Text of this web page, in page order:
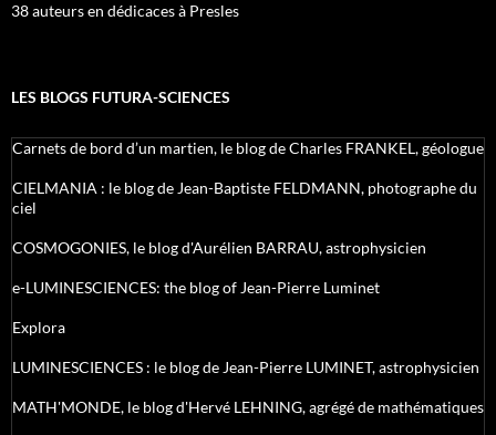
38 auteurs en dédicaces à Presles
LES BLOGS FUTURA-SCIENCES
Carnets de bord d’un martien, le blog de Charles FRANKEL, géologue
CIELMANIA : le blog de Jean-Baptiste FELDMANN, photographe du
ciel
COSMOGONIES, le blog d'Aurélien BARRAU, astrophysicien
e-LUMINESCIENCES: the blog of Jean-Pierre Luminet
Explora
LUMINESCIENCES : le blog de Jean-Pierre LUMINET, astrophysicien
MATH'MONDE, le blog d'Hervé LEHNING, agrégé de mathématiques